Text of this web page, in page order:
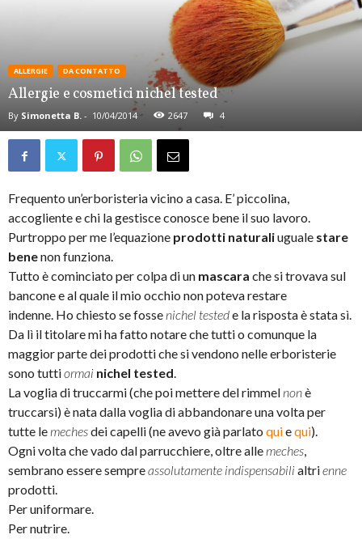
ALLERGIE DA CONTATTO
Allergie e cosmetici nichel tested
By Simonetta B. - 10/04/2014 2647 4
Frequento un’erboristeria vicino a casa. E’ piccolina,
accogliente e chi la gestisce conosce bene il suo lavoro.
Purtroppo per me l’equazione prodotti naturaliuguale stare
benenon funziona.
Tutto è cominciato per colpa di un mascara che si trovava sul
bancone e al quale il mio occhio non poteva restare
indenne. Ho chiesto se fosse nichel testede la risposta è stata sì.
Da lì il titolare mi ha fatto notare che tutti o comunque la
maggior parte dei prodotti che si vendono nelle erboristerie
sono tuttiormai nichel tested.
La voglia di truccarmi (che poi mettere del rimmel nonè
truccarsi) è nata dalla voglia di abbandonare una volta per
tutte le mechesdei capelli (ne avevo già parlato quiequi).
Ogni volta che vado dal parrucchiere, oltre alle meches,
sembrano essere sempreassolutamente indispensabilialtrienne
prodotti.
Per uniformare.
Per nutrire.